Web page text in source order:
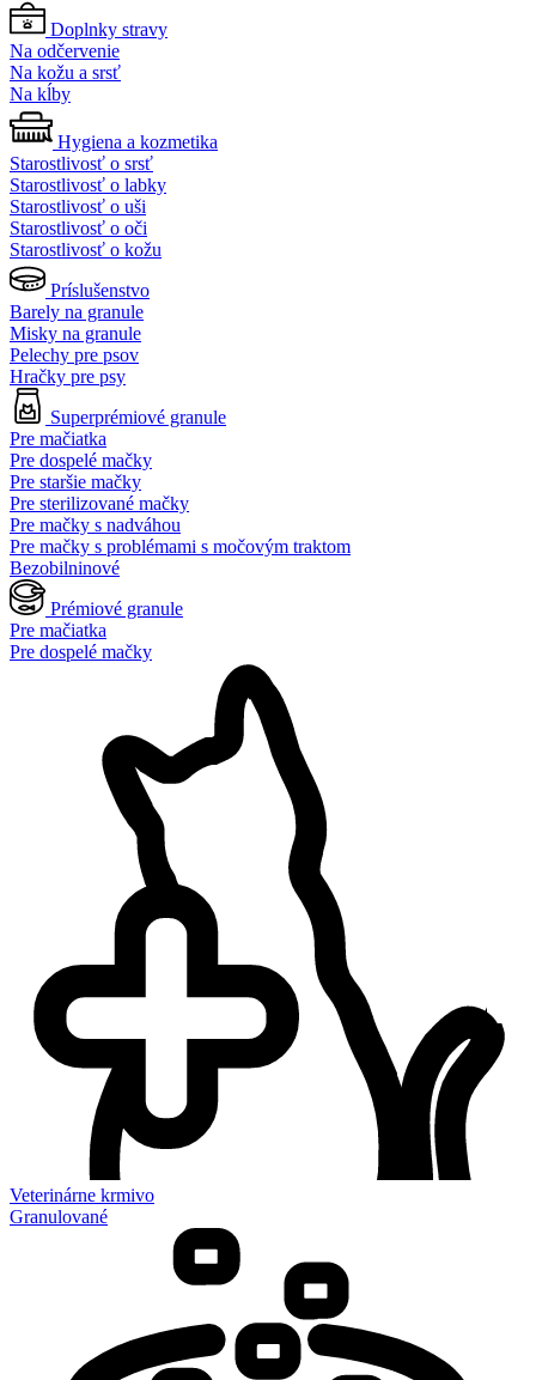
Doplnky stravy
Na odčervenie
Na kožu a srsť
Na kĺby
Hygiena a kozmetika
Starostlivosť o srsť
Starostlivosť o labky
Starostlivosť o uši
Starostlivosť o oči
Starostlivosť o kožu
Príslušenstvo
Barely na granule
Misky na granule
Pelechy pre psov
Hračky pre psy
Superprémiové granule
Pre mačiatka
Pre dospelé mačky
Pre staršie mačky
Pre sterilizované mačky
Pre mačky s nadváhou
Pre mačky s problémami s močovým traktom
Bezobilninové
Prémiové granule
Pre mačiatka
Pre dospelé mačky
Veterinárne krmivo
Granulované